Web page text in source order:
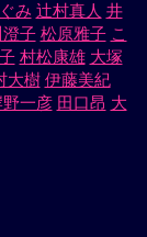
み 辻村真人 井
澄子 松原雅子 こ
村松康雄 大塚
大樹 伊藤美紀
野一彦 田口昂 大